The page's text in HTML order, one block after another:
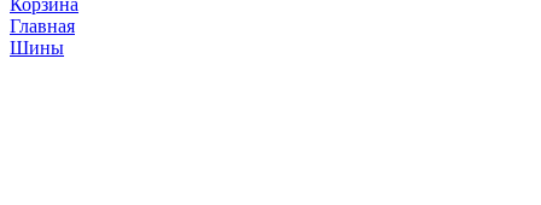
Корзина
Главная
Шины